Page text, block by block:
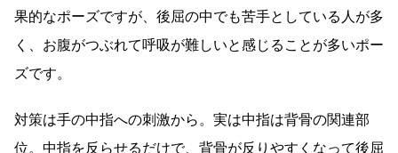
果的なポーズですが、後屈の中でも苦手としている人が多
く、お腹がつぶれて呼吸が難しいと感じることが多いポー
ズです。
対策は手の中指への刺激から。実は中指は背骨の関連部
位。中指を反らせるだけで、背骨が反りやすくなって後屈